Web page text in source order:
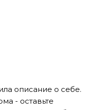
описание о себе.
- оставьте